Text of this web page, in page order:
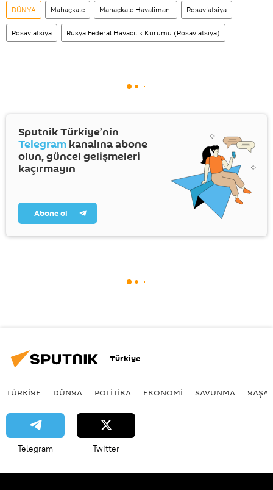
DÜNYA Mahaçkale Mahaçkale Havalimanı Rosaviatsiya
Rosaviatsiya Rusya Federal Havacılık Kurumu (Rosaviatsiya)
Sputnik Türkiye’nin
Telegram kanalına abone
olun, güncel gelişmeleri
kaçırmayın
Abone ol
Türkiye
TÜRKIYE DÜNYA POLİTİKA EKONOMİ SAVUNMA
Telegram Twitter